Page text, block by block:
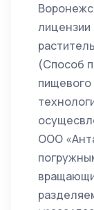
(Способ
пищевого
ООО